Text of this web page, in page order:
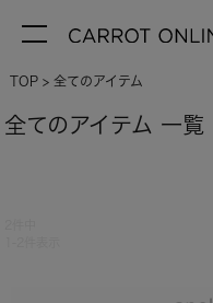
TOP 全てのアイテム
全てのアイテム 一覧